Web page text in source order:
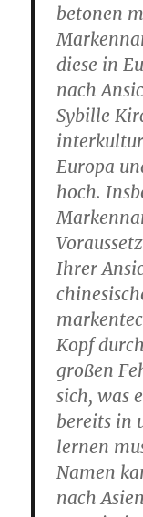
betonen
diese in
nach
Sybille
Europa
hoch.
Ihrer
Kopf
großen
sich, was
bereits in
lernen
Namen
nach